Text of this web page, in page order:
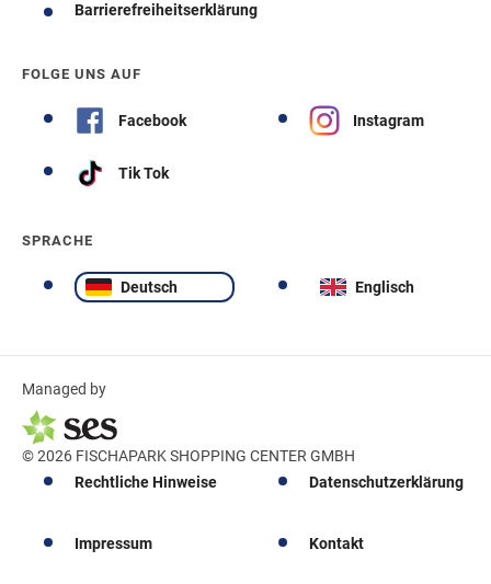
Barrierefreiheitserklärung
FOLGE UNS AUF
Facebook Instagram
Tik Tok
SPRACHE
Deutsch Englisch
Managed by
© 2026 FISCHAPARK SHOPPING CENTER GMBH
Rechtliche Hinweise
Datenschutzerklärung
Impressum Kontakt